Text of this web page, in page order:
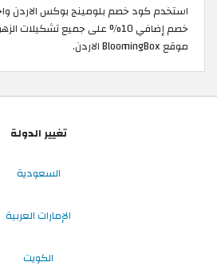
خصم إضافي 10% على جميع
موقع BloomingBox الاردن.
تغيير الدولة
السعودية
الإمارات العربية
الكويت